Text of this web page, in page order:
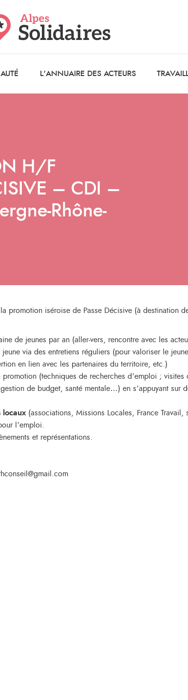
L'ANNUAIRE DES ACTEURS
H/F
– CDI –
Rhône-
promotion iséroise de Passe Décisive (à destination
de jeunes par an (aller-vers, rencontre avec les
jeune via des entretiens réguliers (pour valoriser le
en lien avec les partenaires du territoire, etc.)
(techniques de recherches d’emploi ; visites
de budget, santé mentale…) en s’appuyant sur
locaux (associations, Missions Locales, France
l’emploi.
et représentations.